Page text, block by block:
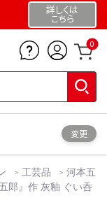
詳しくは
こちら
0
変更
工芸品
河本五
』作 灰釉 ぐい呑